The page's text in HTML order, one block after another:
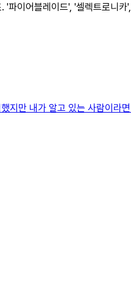
이어블레이드', '셀렉트로니카
지만 내가 알고 있는 사람이라